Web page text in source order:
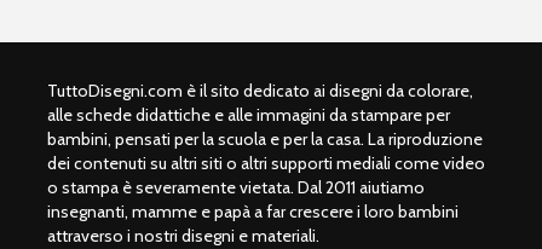
TuttoDisegni.com è il sito dedicato ai disegni da colorare,
alle schede didattiche e alle immagini da stampare per
bambini, pensati per la scuola e per la casa. La riproduzione
dei contenuti su altri siti o altri supporti mediali come video
o stampa è severamente vietata. Dal 2011 aiutiamo
insegnanti, mamme e papà a far crescere i loro bambini
attraverso i nostri disegni e materiali.